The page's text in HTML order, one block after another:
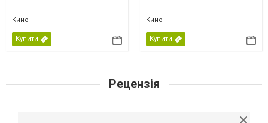
Кино
Купити
Кино
Купити
Рецензія